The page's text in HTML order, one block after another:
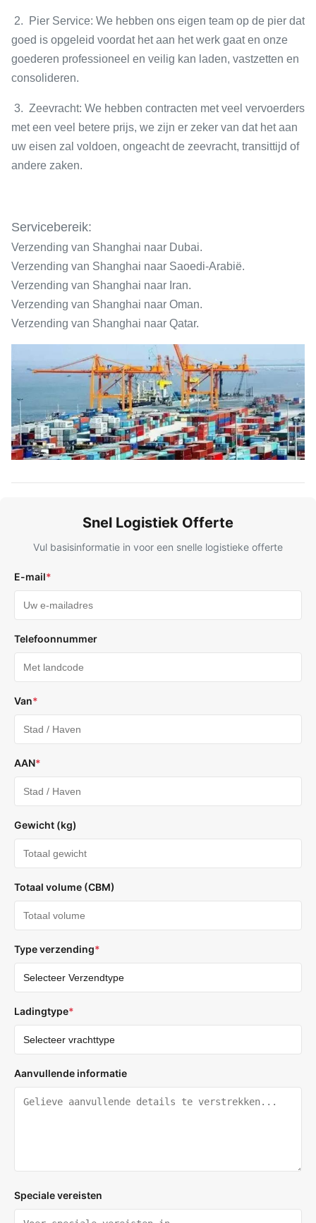
2. Pier Service: We hebben ons eigen team op de pier dat
goed is opgeleid voordat het aan het werk gaat en onze
goederen professioneel en veilig kan laden, vastzetten en
consolideren.
3. Zeevracht: We hebben contracten met veel vervoerders
met een veel betere prijs, we zijn er zeker van dat het aan
uw eisen zal voldoen, ongeacht de zeevracht, transittijd of
andere zaken.
Servicebereik:
Verzending van Shanghai naar Dubai.
Verzending van Shanghai naar Saoedi-Arabië.
Verzending van Shanghai naar Iran.
Verzending van Shanghai naar Oman.
Verzending van Shanghai naar Qatar.
Snel Logistiek Offerte
Vul basisinformatie in voor een snelle logistieke offerte
E-mail*
Telefoonnummer
Van*
AAN*
Gewicht (kg)
Totaal volume (CBM)
Type verzending*
Ladingtype*
Aanvullende informatie
Speciale vereisten